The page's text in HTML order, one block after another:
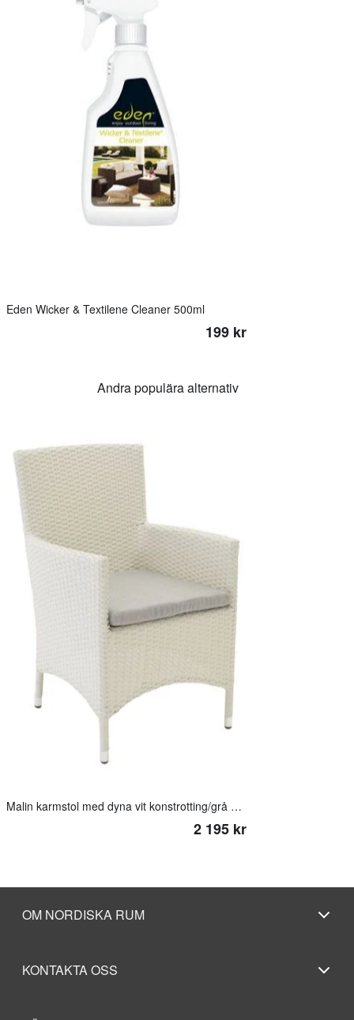
Eden Wicker & Textilene Cleaner 500ml
199 kr
Andra populära alternativ
Malin karmstol med dyna vit konstrotting/grå dyna
2 195 kr
OM NORDISKA RUM
KONTAKTA OSS